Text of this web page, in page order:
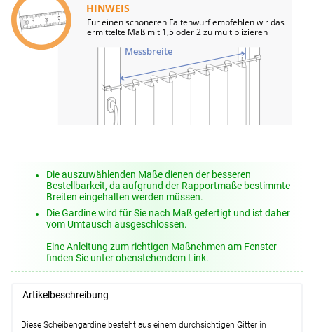
Für einen schöneren Faltenwurf empfehlen wir das
ermittelte Maß mit 1,5 oder 2 zu multiplizieren
HINWEIS
Messbreite
Die auszuwählenden Maße dienen der besseren
Bestellbarkeit, da aufgrund der Rapportmaße bestimmte
Breiten eingehalten werden müssen.
Die Gardine wird für Sie nach Maß gefertigt und ist daher
vom Umtausch ausgeschlossen.
Eine Anleitung zum richtigen Maßnehmen am Fenster
finden Sie unter obenstehendem Link.
Artikelbeschreibung
Diese Scheibengardine besteht aus einem durchsichtigen Gitter in